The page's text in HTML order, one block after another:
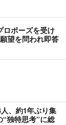
ロポーズを受け
望を問われ即答
、約1年ぶり集
独特思考”に総